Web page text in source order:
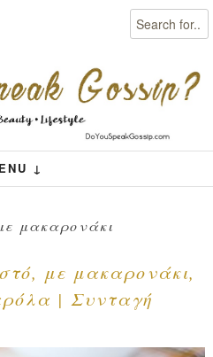
Search
↓
μακαρονάκι
με μακαρονάκι,
| Συνταγή